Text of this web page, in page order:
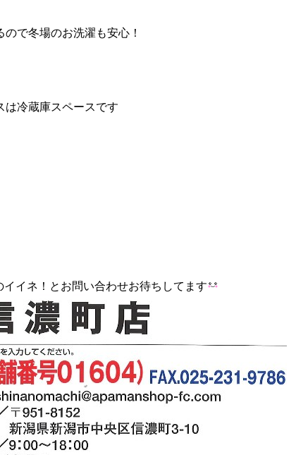
で冬場のお洗濯も安心！
は冷蔵庫スペースです
イイネ！とお問い合わせお待ちしてます